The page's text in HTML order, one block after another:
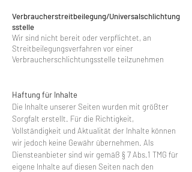
Verbraucherstreitbeilegung/Universalschlichtung
sstelle
Wir sind nicht bereit oder verpflichtet, an
Streitbeilegungsverfahren vor einer
Verbraucherschlichtungsstelle teilzunehmen
Haftung für Inhalte
Die Inhalte unserer Seiten wurden mit größter
Sorgfalt erstellt. Für die Richtigkeit,
Vollständigkeit und Aktualität der Inhalte können
wir jedoch keine Gewähr übernehmen. Als
Diensteanbieter sind wir gemäß § 7 Abs.1 TMG für
eigene Inhalte auf diesen Seiten nach den